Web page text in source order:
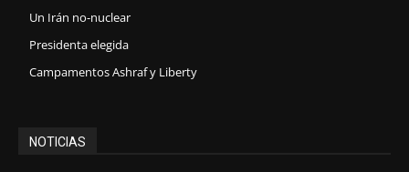
Un Irán no-nuclear
Presidenta elegida
Campamentos Ashraf y Liberty
NOTICIAS